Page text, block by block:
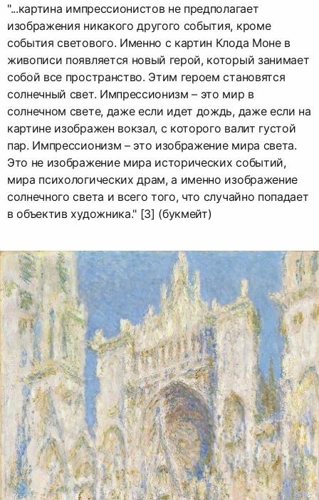
"...картина импрессионистов не предполагает
изображения никакого другого события, кроме
события светового. Именно с картин Клода Моне в
живописи появляется новый герой, который занимает
собой все пространство. Этим героем становятся
солнечный свет. Импрессионизм – это мир в
солнечном свете, даже если идет дождь, даже если на
картине изображен вокзал, с которого валит густой
пар. Импрессионизм – это изображение мира света.
Это не изображение мира исторических событий,
мира психологических драм, а именно изображение
солнечного света и всего того, что случайно попадает
в объектив художника." [3] (букмейт)